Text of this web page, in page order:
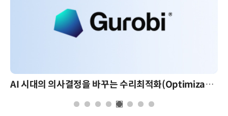
AI 시대의 의사결정을 바꾸는 수리최적화(Optimization): 실제 산업 적용 사례와 활용 전략